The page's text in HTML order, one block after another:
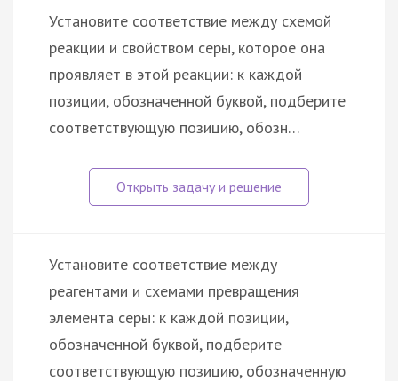
Установите соответствие между схемой
реакции и свойством серы, которое она
проявляет в этой реакции: к каждой
позиции, обозначенной буквой, подберите
соответствующую позицию, обозн…
Установите соответствие между
реагентами и схемами превращения
элемента серы: к каждой позиции,
обозначенной буквой, подберите
соответствующую позицию, обозначенную